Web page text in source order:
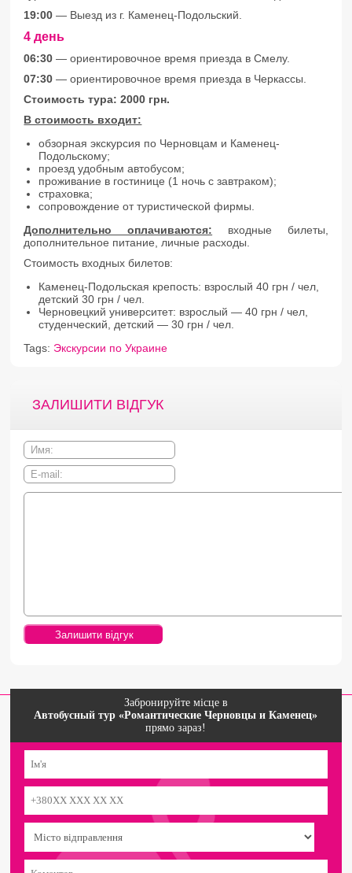
19:00 — Выезд из г. Каменец-Подольский.
4 день
06:30 — ориентировочное время приезда в Смелу.
07:30 — ориентировочное время приезда в Черкассы.
Стоимость тура: 2000 грн.
В стоимость входит:
обзорная экскурсия по Черновцам и Каменец-
Подольскому;
проезд удобным автобусом;
проживание в гостинице (1 ночь с завтраком);
страховка;
сопровождение от туристической фирмы.
Дополнительно оплачиваются: входные билеты,
дополнительное питание, личные расходы.
Стоимость входных билетов:
Каменец-Подольская крепость: взрослый 40 грн / чел,
детский 30 грн / чел.
Черновецкий университет: взрослый — 40 грн / чел,
студенческий, детский — 30 грн / чел.
Tags: Экскурсии по Украине
ЗАЛИШИТИ ВІДГУК
Забронируйте місце в
Автобусный тур «Романтические Черновцы и Каменец»
прямо зараз!